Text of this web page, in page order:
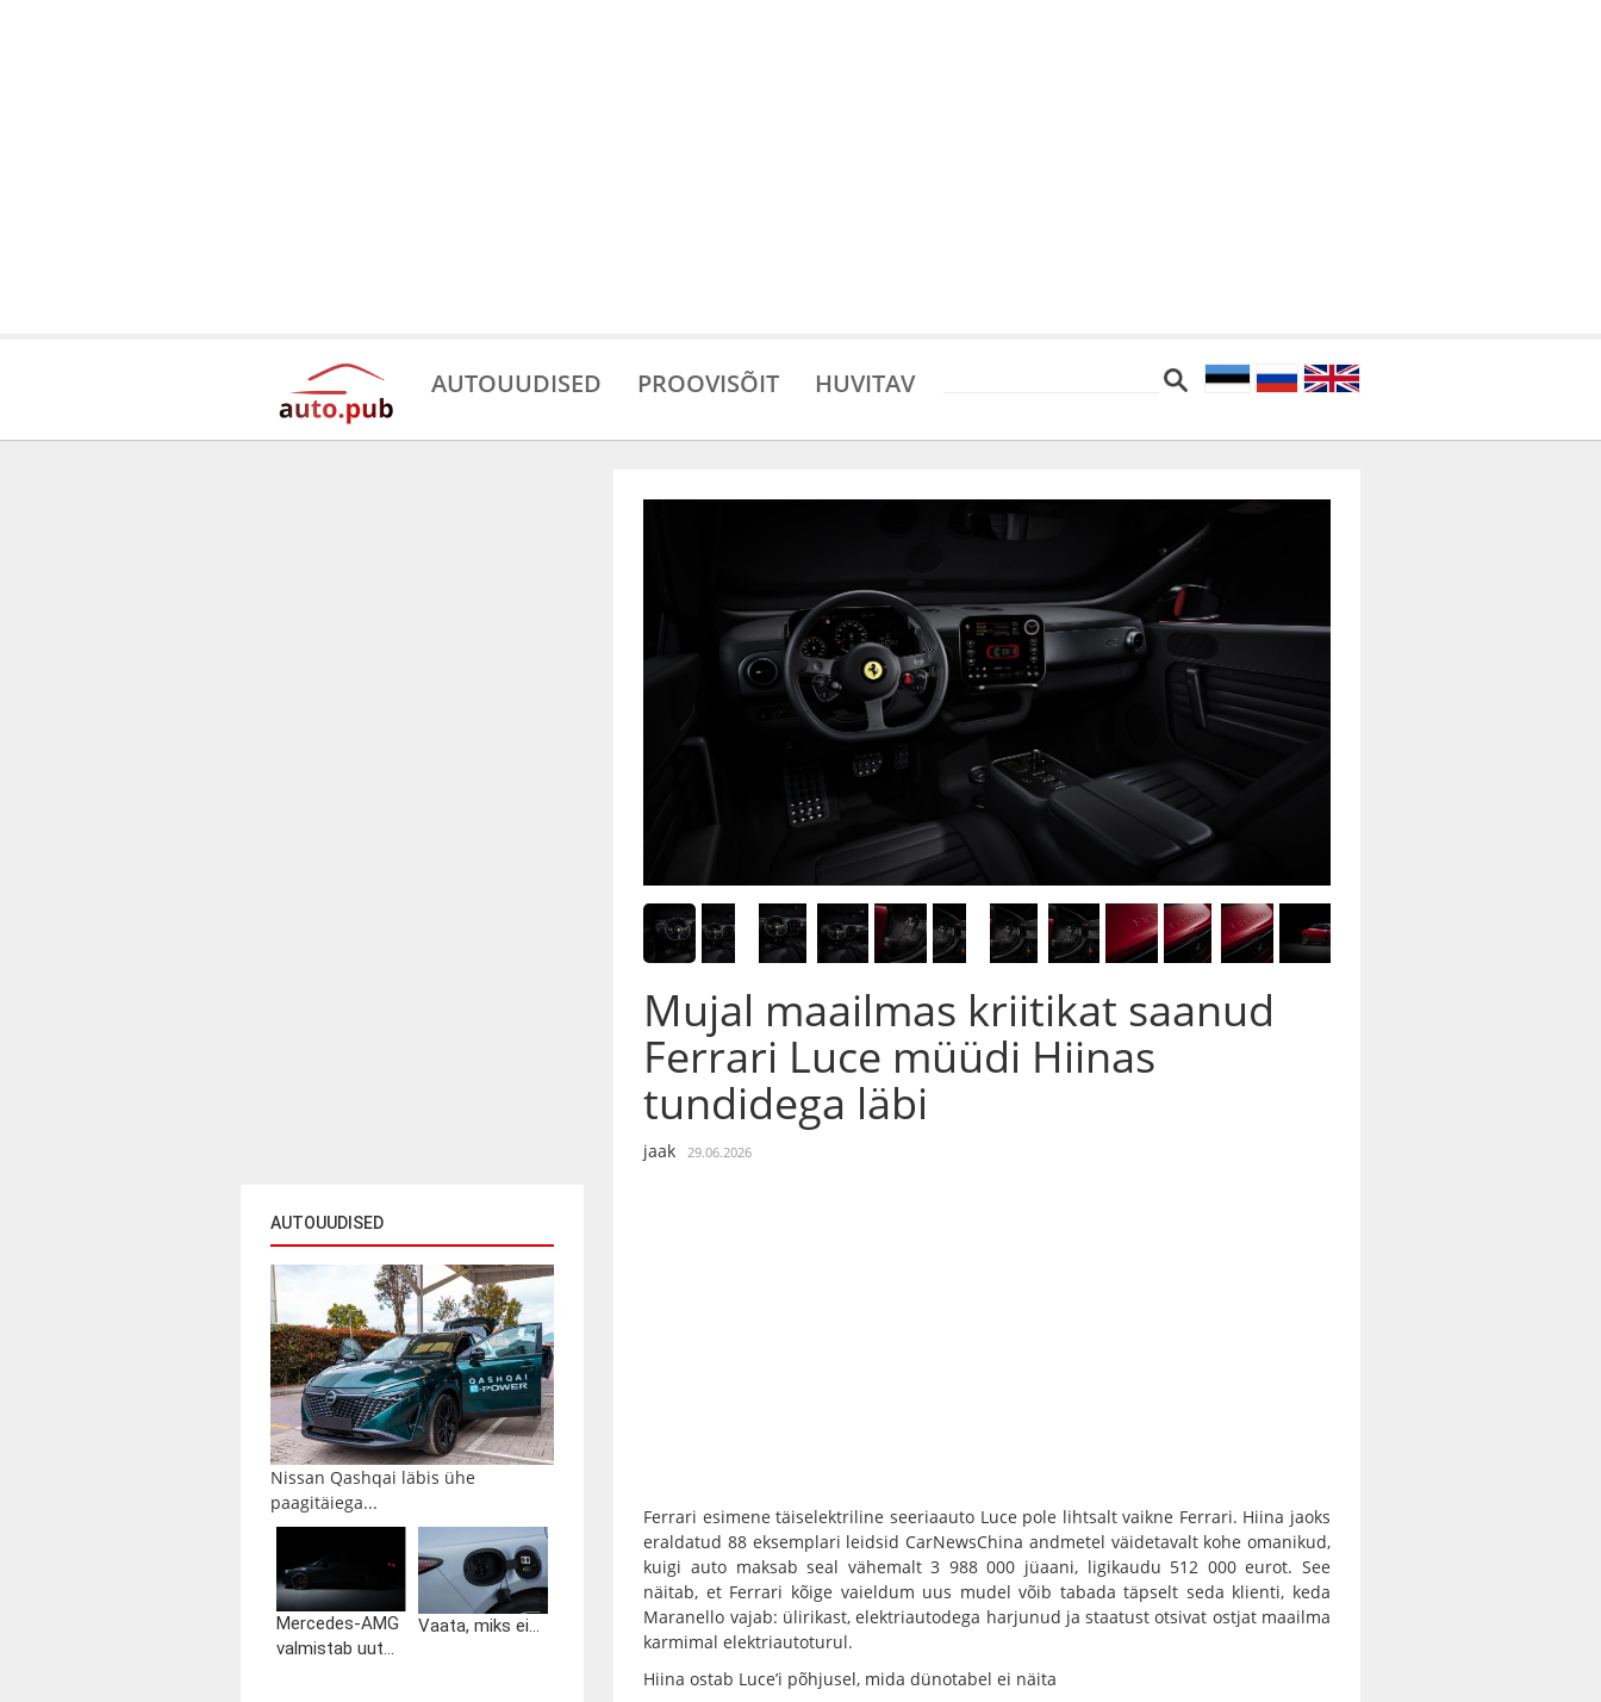
AUTOUUDISED PROOVISÕIT HUVITAV
AUTOUUDISED
Nissan Qashqai läbis ühe
paagitäiega...
Mercedes-AMG
valmistab uut...
Vaata, miks ei...
Mujal maailmas kriitikat saanud
Ferrari Luce müüdi Hiinas
tundidega läbi
jaak 29.06.2026
Ferrari esimene täiselektriline seeriaauto Luce pole lihtsalt vaikne Ferrari. Hiina jaoks
eraldatud 88 eksemplari leidsid CarNewsChina andmetel väidetavalt kohe omanikud,
kuigi auto maksab seal vähemalt 3 988 000 jüaani, ligikaudu 512 000 eurot. See
näitab, et Ferrari kõige vaieldum uus mudel võib tabada täpselt seda klienti, keda
Maranello vajab: ülirikast, elektriautodega harjunud ja staatust otsivat ostjat maailma
karmimal elektriautoturul.
Hiina ostab Luce’i põhjusel, mida dünotabel ei näita